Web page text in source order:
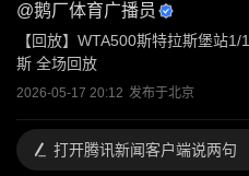
@鹅厂体育广播员
【回放】WTA500斯特拉斯堡站
斯 全场回放
2026-05-17 20:12 发布于北京
打开腾讯新闻客户端说两句